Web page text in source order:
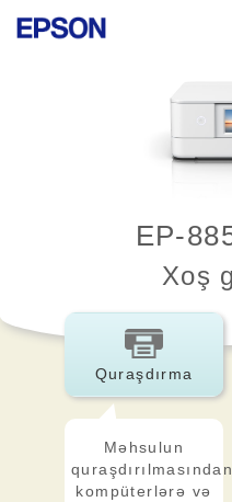
EP-
Xoş
Quraşdırma
Məhsulun
quraşdırılmasından
kompüterlərə və